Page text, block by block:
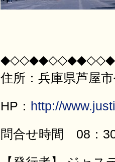
住所：兵庫県芦屋
HP： http://
問合せ時間 08：